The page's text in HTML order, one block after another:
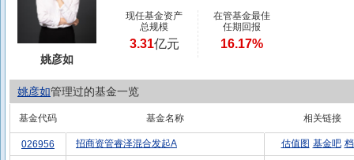
姚彦如
现任基金资产
总规模
3.31亿元
在管基金最佳
任期回报
16.17%
姚彦如管理过的基金一览
基金代码 基金名称 相关链接
026956 招商资管睿泽混合发起A 估值图 基金吧